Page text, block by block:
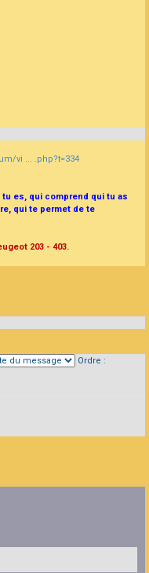
vi ... .php?t=334
tu es, qui comprend qui tu as
qui te permet de te
203 - 403.
Ordre :